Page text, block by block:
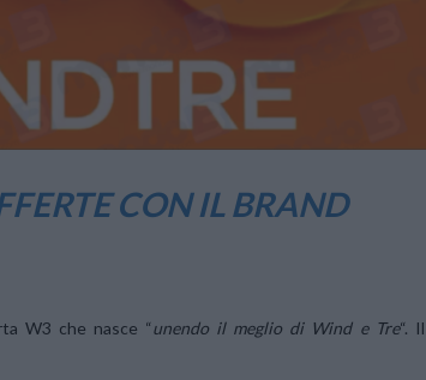
CON IL BRAND
W3 che nasce “unendo il meglio di Wind e Tre“.